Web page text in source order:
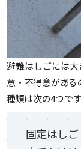
避難はしごには
意・不得意がある
種類は次の4つで
固定はしご